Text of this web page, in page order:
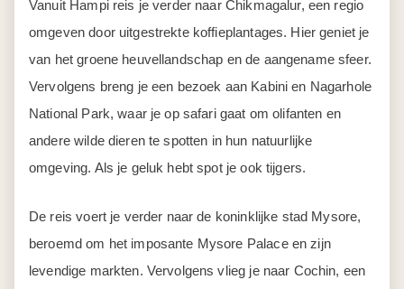
Vanuit Hampi reis je verder naar Chikmagalur, een regio
omgeven door uitgestrekte koffieplantages. Hier geniet je
van het groene heuvellandschap en de aangename sfeer.
Vervolgens breng je een bezoek aan Kabini en Nagarhole
National Park, waar je op safari gaat om olifanten en
andere wilde dieren te spotten in hun natuurlijke
omgeving. Als je geluk hebt spot je ook tijgers.
De reis voert je verder naar de koninklijke stad Mysore,
beroemd om het imposante Mysore Palace en zijn
levendige markten. Vervolgens vlieg je naar Cochin, een